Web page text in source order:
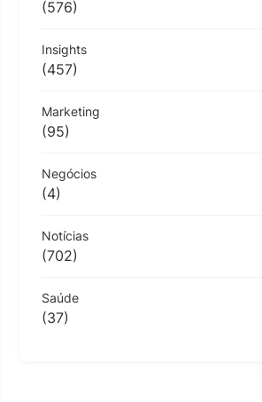
(576)
Insights
(457)
Marketing
(95)
Negócios
(4)
Notícias
(702)
Saúde
(37)